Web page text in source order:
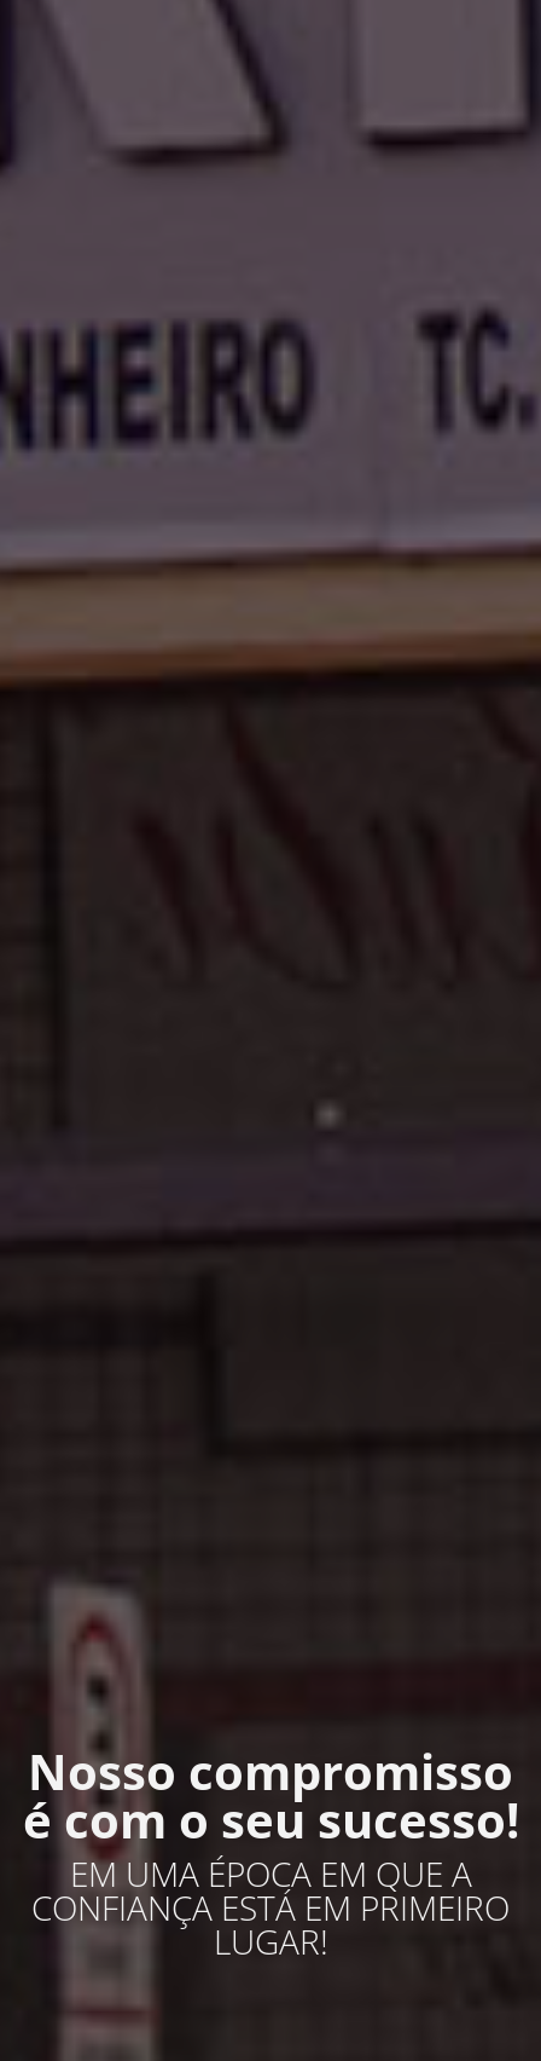
Nosso compromisso
é com o seu sucesso!
EM UMA ÉPOCA EM QUE A
CONFIANÇA ESTÁ EM PRIMEIRO
LUGAR!